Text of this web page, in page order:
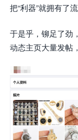
把“利器”就拥有了
于是乎，铆足了劲
动态主页大量发帖，